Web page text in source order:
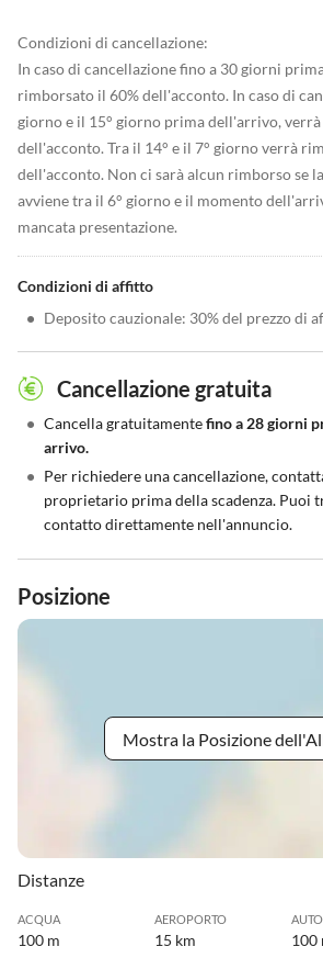
Condizioni di cancellazione:
In caso di cancellazione fino a 30 giorni
rimborsato il 60% dell'acconto. In caso di
giorno e il 15° giorno prima dell'arrivo,
dell'acconto. Tra il 14° e il 7° giorno verrà
dell'acconto. Non ci sarà alcun rimborso se
avviene tra il 6° giorno e il momento
mancata presentazione.
Condizioni di affitto
• Deposito cauzionale: 30% del prezzo di
Cancellazione gratuita
• Cancella gratuitamentefino a 28 giorni
arrivo.
• Per richiedere una cancellazione,
proprietario prima della scadenza. Puoi
contatto direttamente nell'annuncio.
Posizione
Mostra la Posizione
Distanze
ACQUA
100 m
AEROPORTO
15 km 100